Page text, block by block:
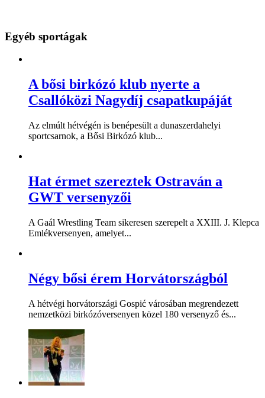
Egyéb sportágak
A bősi birkózó klub nyerte a
Csallóközi Nagydíj csapatkupáját
Az elmúlt hétvégén is benépesült a dunaszerdahelyi
sportcsarnok, a Bősi Birkózó klub...
Hat érmet szereztek Ostraván a
GWT versenyzői
A Gaál Wrestling Team sikeresen szerepelt a XXIII. J. Klepca
Emlékversenyen, amelyet...
Négy bősi érem Horvátországból
A hétvégi horvátországi Gospić városában megrendezett
nemzetközi birkózóversenyen közel 180 versenyző és...